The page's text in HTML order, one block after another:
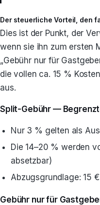
Der steuerliche Vorteil, den
Dies ist der Punkt, der
wenn sie ihn zum ersten
„Gebühr nur für
die vollen ca. 15 %
aus.
Split-Gebühr —
Nur 3 % gelten als
Die 14–20 % werden
absetzbar)
Abzugsgrundlage: 15
Gebühr nur für